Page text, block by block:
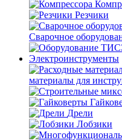
Резчики
Сварочное
Электроинструменты
материалы для
Дрели
Лобзики